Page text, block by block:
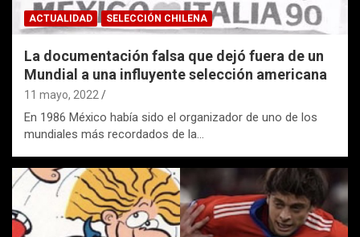
ACTUALIDAD SELECCIÓN CHILENA
La documentación falsa que dejó fuera de un
Mundial a una influyente selección americana
11 mayo, 2022
En 1986 México había sido el organizador de uno de los
mundiales más recordados de la…